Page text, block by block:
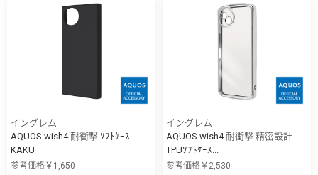
イングレム
AQUOS wish4 耐衝撃 ｿﾌﾄｹｰｽ
KAKU
参考価格￥1,650
イングレム
AQUOS wish4 耐衝撃 精密設計
TPUｿﾌﾄｹｰｽ...
参考価格￥2,530